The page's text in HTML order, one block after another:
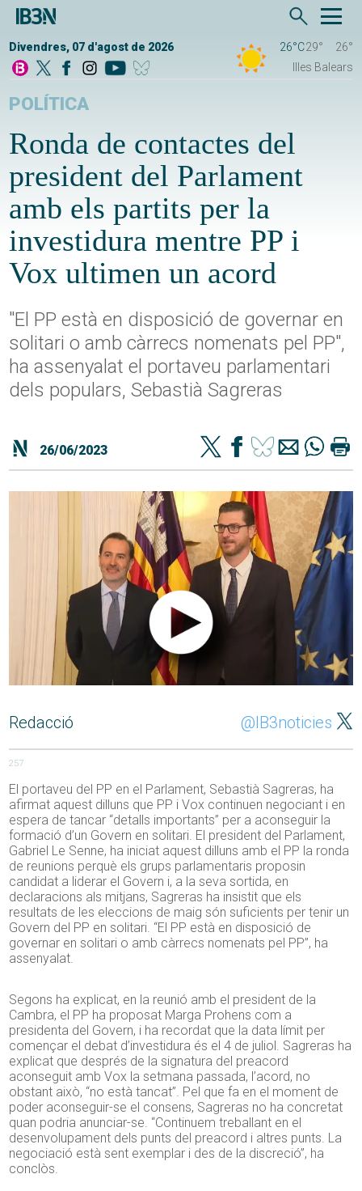
Divendres, 07 d'agost de 2026 26°C29°
26°
Illes Balears
POLÍTICA
Ronda de contactes del
president del Parlament
amb els partits per la
investidura mentre PP i
Vox ultimen un acord
"El PP està en disposició de governar en
solitari o amb càrrecs nomenats pel PP",
ha assenyalat el portaveu parlamentari
dels populars, Sebastià Sagreras
26/06/2023
Redacció @IB3noticies
257
El portaveu del PP en el Parlament, Sebastià Sagreras, ha
afirmat aquest dilluns que PP i Vox continuen negociant i en
espera de tancar “detalls importants” per a aconseguir la
formació d’un Govern en solitari. El president del Parlament,
Gabriel Le Senne, ha iniciat aquest dilluns amb el PP la ronda
de reunions perquè els grups parlamentaris proposin
candidat a liderar el Govern i, a la seva sortida, en
declaracions als mitjans, Sagreras ha insistit que els
resultats de les eleccions de maig són suficients per tenir un
Govern del PP en solitari. “El PP està en disposició de
governar en solitari o amb càrrecs nomenats pel PP”, ha
assenyalat.
Segons ha explicat, en la reunió amb el president de la
Cambra, el PP ha proposat Marga Prohens com a
presidenta del Govern, i ha recordat que la data límit per
començar el debat d’investidura és el 4 de juliol. Sagreras ha
explicat que després de la signatura del preacord
aconseguit amb Vox la setmana passada, l’acord, no
obstant això, “no està tancat”. Pel que fa en el moment de
poder aconseguir-se el consens, Sagreras no ha concretat
quan podria anunciar-se. “Continuem treballant en el
desenvolupament dels punts del preacord i altres punts. La
negociació està sent exemplar i des de la discreció”, ha
conclòs.